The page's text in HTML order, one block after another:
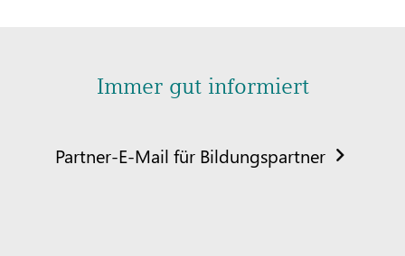
Immer gut informiert
Partner-E-Mail für Bildungspartner